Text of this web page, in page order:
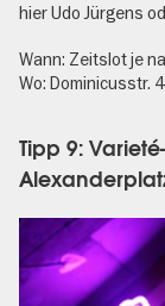
hier Udo Jürgens
Wann: Zeitslot je
Wo: Dominicusstr.
Tipp 9: